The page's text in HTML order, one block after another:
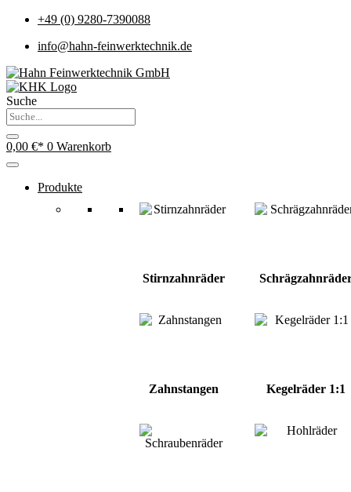
+49 (0) 9280-7390088
info@hahn-feinwerktechnik.de
Suche
0,00 € 0 Warenkorb
Produkte
Stirnzahnräder
Zahnstangen Kegelräder 1:1